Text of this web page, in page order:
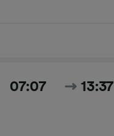
07:07 13:37